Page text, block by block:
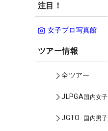
注目！
女子プロ写真館
ツアー情報
全ツアー
JLPGA国内女子
JGTO 国内男子